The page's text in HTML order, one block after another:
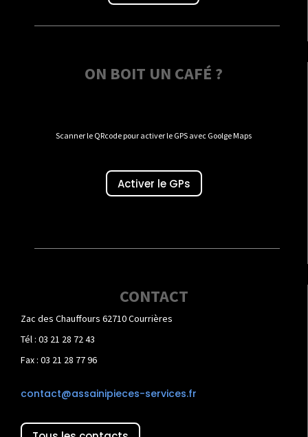
ON BOIT UN CAFÉ ?
Scanner le QRcode pour activer le GPS avec Goolge Maps
Activer le GPs
CONTACT
Zac des Chauffours 62710 Courrières
Tél : 03 21 28 72 43
Fax : 03 21 28 77 96
contact@assainipieces-services.fr